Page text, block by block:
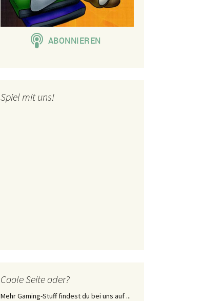
Spiel mit uns!
Coole Seite oder?
Mehr Gaming-Stuff findest du bei uns auf ...